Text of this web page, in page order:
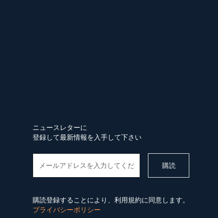
ニュースレターに
登録して最新情報を入手して下さい
購読登録することにより、利用規約に同意します。
プライバシーポリシー